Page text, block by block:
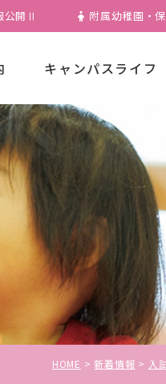
公
子ど
コラ
キャンパスライフ
選
総合
学校
特
公開Ⅱ 附属幼稚園・
HOME 新着情報 入